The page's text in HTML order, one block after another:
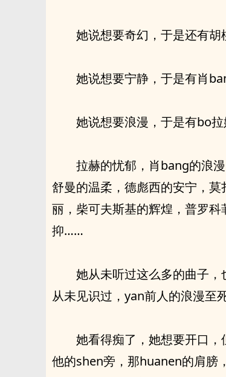
她说想要奇幻，于是还有
她说想要宁静，于是有肖
她说想要浪漫，于是有bo
拉赫的忧郁，肖bang的浪
舒曼的温柔，德彪西的安宁，
丽，柴可夫斯基的辉煌，普罗
抑……
她从未听过这么多的曲子
从未见识过，yan前人的浪漫至
她看得痴了，她想要开口
他的shen旁，那huanen的肩